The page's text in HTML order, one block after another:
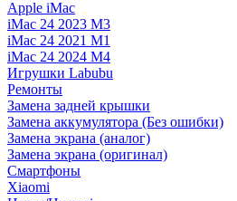
Apple iMac
iMac 24 2023 M3
iMac 24 2021 M1
iMac 24 2024 M4
Игрушки Labubu
Ремонты
Замена задней крышки
Замена аккумулятора (Без ошибки)
Замена экрана (аналог)
Замена экрана (оригинал)
Смартфоны
Xiaomi